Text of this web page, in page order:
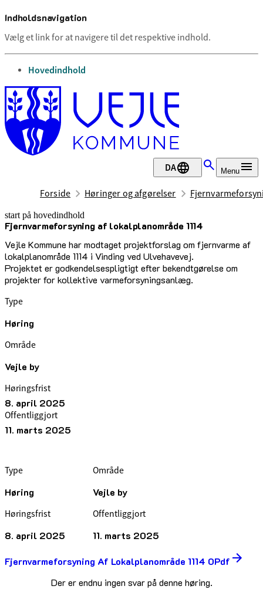
Indholdsnavigation
Vælg et link for at navigere til det respektive indhold.
gå til
Hovedindhold
DA Menu
Forside Høringer og afgørelser
start på hovedindhold
Fjernvarmeforsyning af lokalplanområde 1114
Vejle Kommune har modtaget projektforslag om fjernvarme af
lokalplanområde 1114 i Vinding ved Ulvehavevej.
Projektet er godkendelsespligtigt efter bekendtgørelse om
projekter for kollektive varmeforsyningsanlæg.
senest opdateret 22. april 2025
Type
Høring
Område
Vejle by
Høringsfrist
8. april 2025
Offentliggjort
11. marts 2025
Type
Høring
Område
Vejle by
Høringsfrist
8. april 2025
Offentliggjort
11. marts 2025
Fjernvarmeforsyning Af Lokalplanområde 1114 0Pdf
Der er endnu ingen svar på denne høring.